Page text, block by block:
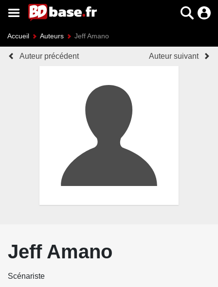
Accueil Auteurs Jeff Amano
Auteur précédent Auteur suivant
Jeff Amano
Scénariste